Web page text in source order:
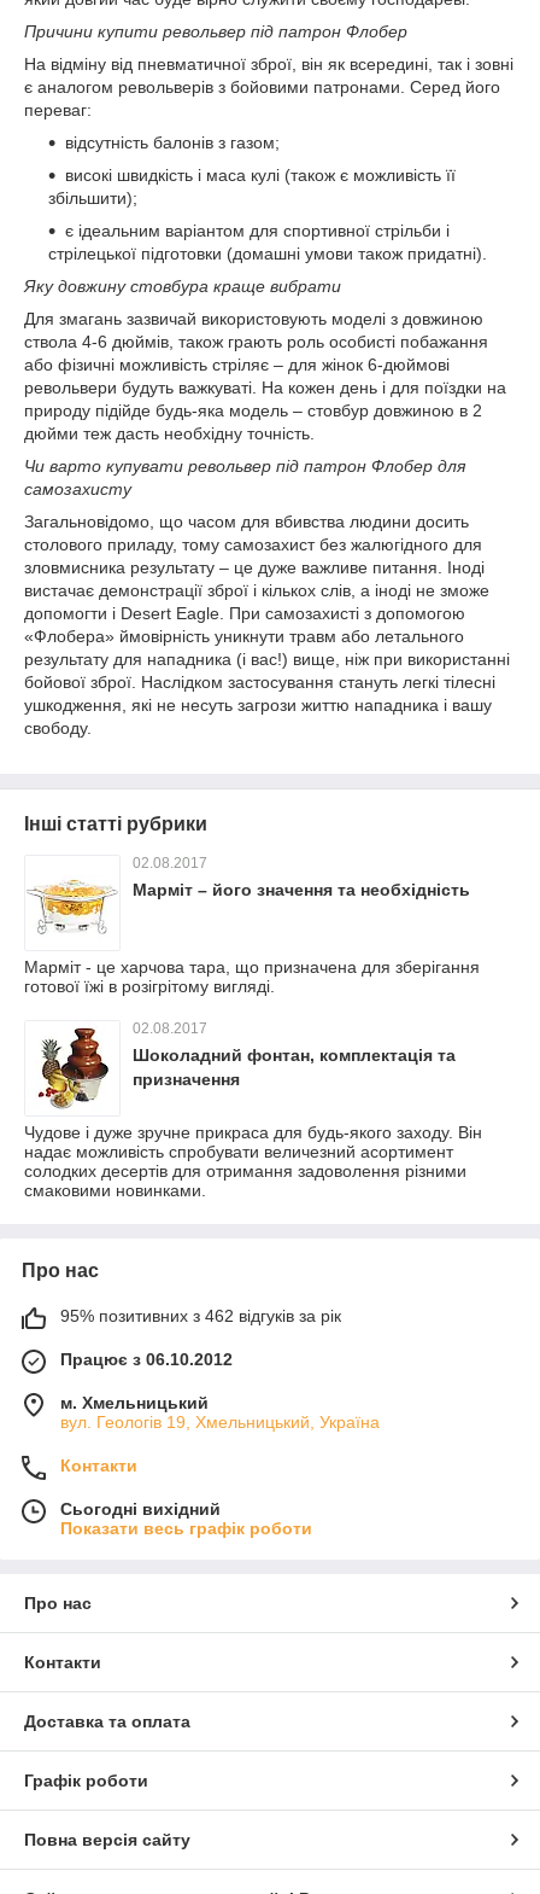
Причини купити револьвер під патрон Флобер
На відміну від пневматичної зброї, він як всередині, так і зовні
є аналогом револьверів з бойовими патронами. Серед його
переваг:
відсутність балонів з газом;
високі швидкість і маса кулі (також є можливість її
збільшити);
є ідеальним варіантом для спортивної стрільби і
стрілецької підготовки (домашні умови також придатні).
Яку довжину стовбура краще вибрати
Для змагань зазвичай використовують моделі з довжиною
ствола 4-6 дюймів, також грають роль особисті побажання
або фізичні можливість стріляє – для жінок 6-дюймові
револьвери будуть важкуваті. На кожен день і для поїздки на
природу підійде будь-яка модель – стовбур довжиною в 2
дюйми теж дасть необхідну точність.
Чи варто купувати револьвер під патрон Флобер для
самозахисту
Загальновідомо, що часом для вбивства людини досить
столового приладу, тому самозахист без жалюгідного для
зловмисника результату – це дуже важливе питання. Іноді
вистачає демонстрації зброї і кількох слів, а іноді не зможе
допомогти і Desert Eagle. При самозахисті з допомогою
«Флобера» ймовірність уникнути травм або летального
результату для нападника (і вас!) вище, ніж при використанні
бойової зброї. Наслідком застосування стануть легкі тілесні
ушкодження, які не несуть загрози життю нападника і вашу
свободу.
Інші статті рубрики
02.08.2017
Марміт – його значення та необхідність
Марміт - це харчова тара, що призначена для зберігання
готової їжі в розігрітому вигляді.
02.08.2017
Шоколадний фонтан, комплектація та
призначення
Чудове і дуже зручне прикраса для будь-якого заходу. Він
надає можливість спробувати величезний асортимент
солодких десертів для отримання задоволення різними
смаковими новинками.
Про нас
95% позитивних з 462 відгуків за рік
Працює з 06.10.2012
м. Хмельницький
вул. Геологів 19, Хмельницький, Україна
Контакти
Сьогодні вихідний
Показати весь графік роботи
Про нас
Контакти
Доставка та оплата
Графік роботи
Повна версія сайту